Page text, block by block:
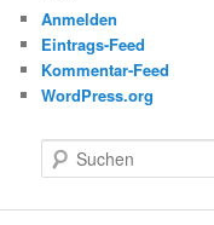
Anmelden
Eintrags-Feed
Kommentar-Feed
WordPress.org
u